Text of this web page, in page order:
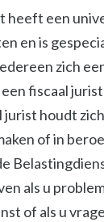
heeft een
en is
zich
een fiscaal
houdt
of in
als u
of als u